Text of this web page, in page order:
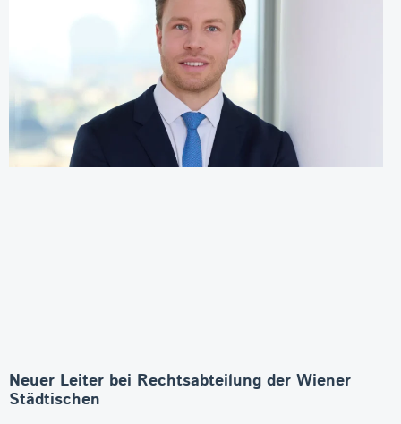
Neuer Leiter bei Rechtsabteilung der Wiener
Städtischen